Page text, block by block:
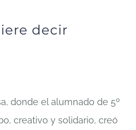
decir
donde el alumnado de 5º
creativo y solidario, creó